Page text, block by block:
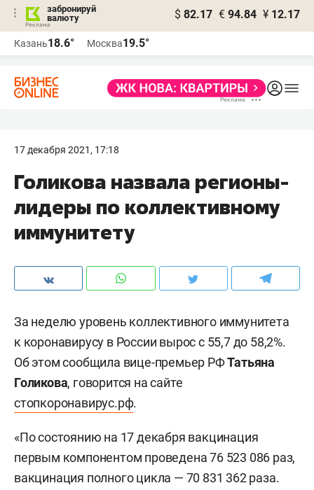
забронируй
валюту
$ 82.17 € 94.84 ¥ 12.17
Казань18.6° Москва19.5°
17 декабря 2021, 17:18
Голикова назвала регионы-
лидеры по коллективному
иммунитету
За неделю уровень коллективного иммунитета
к коронавирусу в России вырос с 55,7 до 58,2%.
Об этом сообщила вице-премьер РФТатьяна
Голикова, говорится на сайте
стопкоронавирус.рф.
«По состоянию на 17 декабря вакцинация
первым компонентом проведена 76 523 086 раз,
вакцинация полного цикла — 70 831 362 раза.